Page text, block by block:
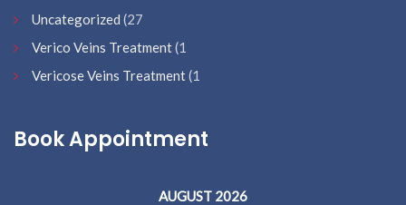
Uncategorized (27
Verico Veins Treatment(1
Vericose Veins Treatment(1
Book Appointment
AUGUST 2026